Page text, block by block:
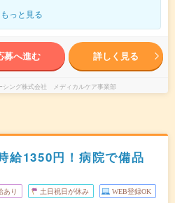
もっと見る
募へ進む 詳しく見る
シング株式会社 メディカルケア事業部
給1350円！病院で備品
あり 土日祝日が休み WEB登録OK